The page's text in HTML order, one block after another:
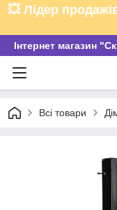
💥 Лідер
Інтернет магазин
Всі товари